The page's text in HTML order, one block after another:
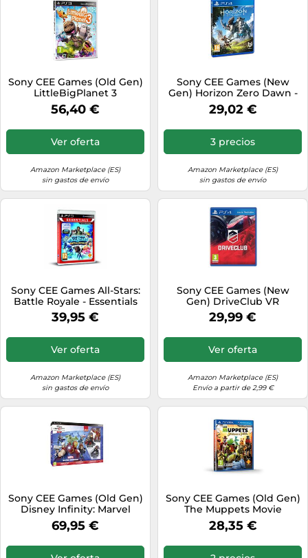
Sony CEE Games (Old Gen)
LittleBigPlanet 3
56,40 €
Ver oferta
Amazon Marketplace (ES)
sin gastos de envío
Sony CEE Games (New
Gen) Horizon Zero Dawn -
Edición Normal
29,02 €
3 precios
Amazon Marketplace (ES)
sin gastos de envío
Sony CEE Games All-Stars:
Battle Royale - Essentials
39,95 €
Ver oferta
Amazon Marketplace (ES)
sin gastos de envío
Sony CEE Games (New
Gen) DriveClub VR
29,99 €
Ver oferta
Amazon Marketplace (ES)
Envío a partir de 2,99 €
Sony CEE Games (Old Gen)
Disney Infinity: Marvel
Super Heroes. Starter Pack
2.0 - PlayStation 3
69,95 €
Sony CEE Games (Old Gen)
The Muppets Movie
Adventure
28,35 €